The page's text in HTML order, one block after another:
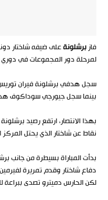
فازبرشلونة
لمرحلة دور المجموعات في دوري
بينما سجل جيورجي سوداكوف هدف
نقاط عن شاختار الذي يحتل المركز
بدأت المباراة بسيطرة من جانب
لكن الحارس دميترو تصدى ببراعة